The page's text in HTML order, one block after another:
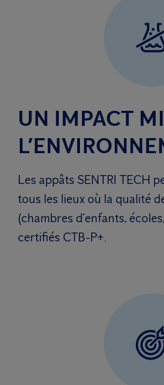
UN IMPACT
Les appâts SENTRI TECH
tous les lieux où la qualité
(chambres d’enfants,
certifiés CTB-P+.